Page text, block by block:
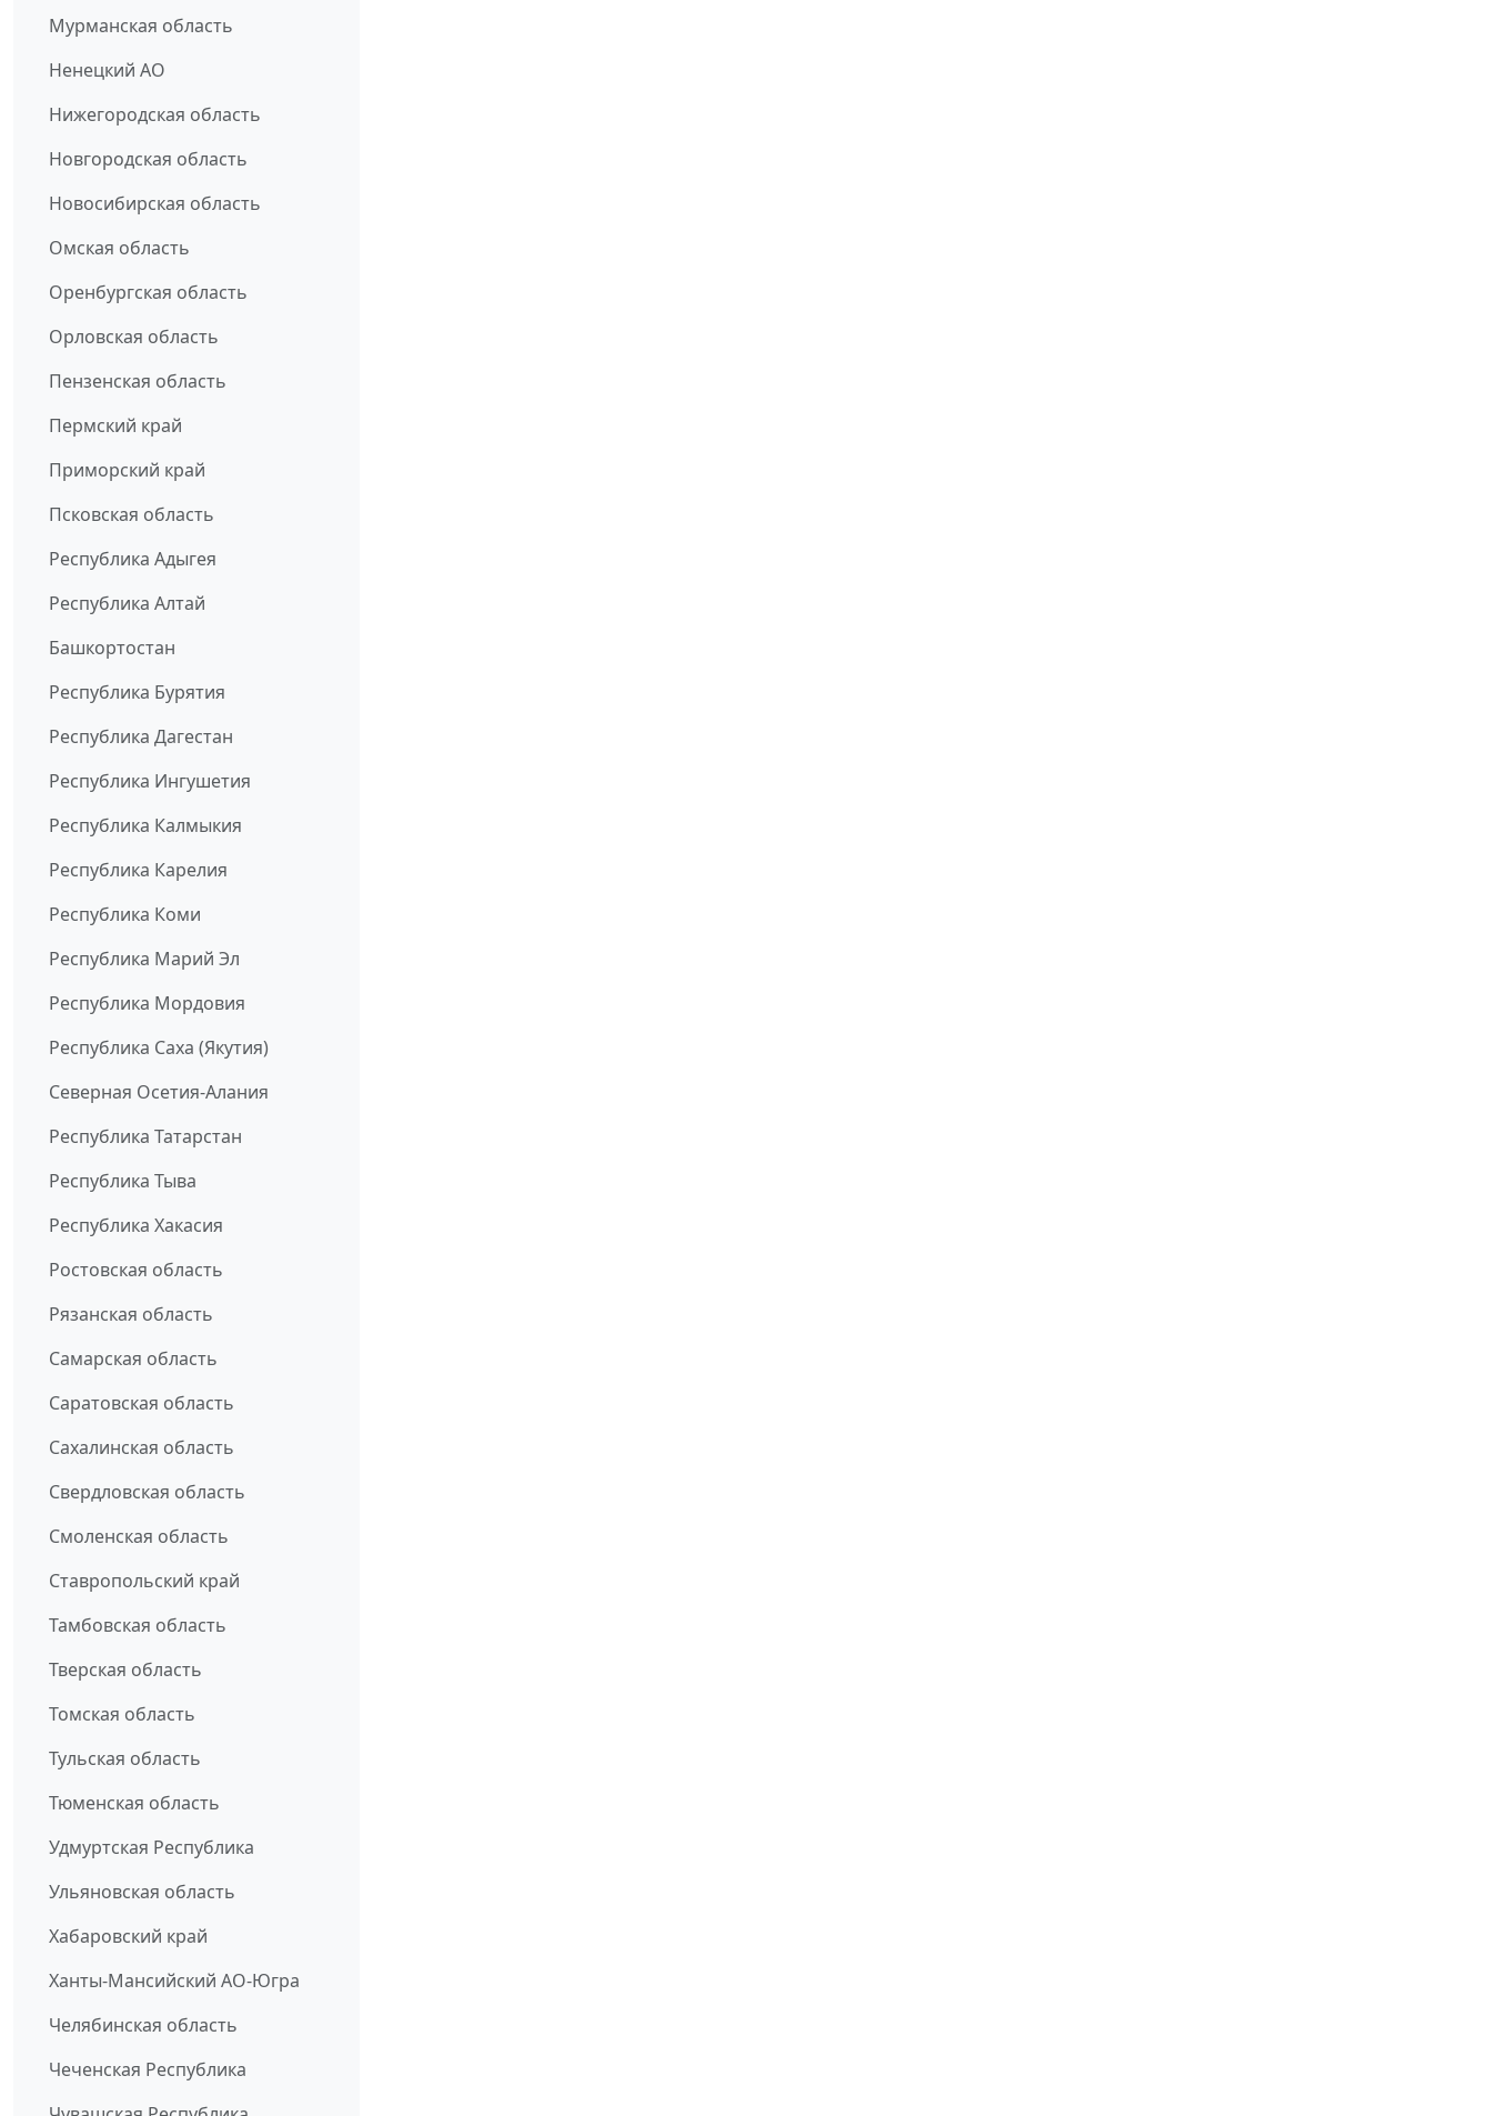
Мурманская область
Ненецкий АО
Нижегородская область
Новгородская область
Новосибирская область
Омская область
Оренбургская область
Орловская область
Пензенская область
Пермский край
Приморский край
Псковская область
Республика Адыгея
Республика Алтай
Башкортостан
Республика Бурятия
Республика Дагестан
Республика Ингушетия
Республика Калмыкия
Республика Карелия
Республика Коми
Республика Марий Эл
Республика Мордовия
Республика Саха (Якутия)
Северная Осетия-Алания
Республика Татарстан
Республика Тыва
Республика Хакасия
Ростовская область
Рязанская область
Самарская область
Саратовская область
Сахалинская область
Свердловская область
Смоленская область
Ставропольский край
Тамбовская область
Тверская область
Томская область
Тульская область
Тюменская область
Удмуртская Республика
Ульяновская область
Хабаровский край
Ханты-Мансийский АО-Югра
Челябинская область
Чеченская Республика